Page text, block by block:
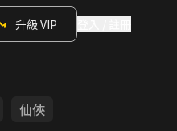
升級 VIP
仙俠